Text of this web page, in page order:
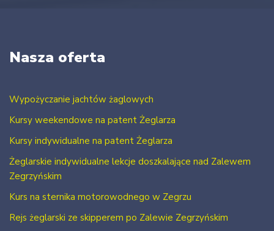
Nasza oferta
Wypożyczanie jachtów żaglowych
Kursy weekendowe na patent Żeglarza
Kursy indywidualne na patent Żeglarza
Żeglarskie indywidualne lekcje doszkalające nad Zalewem
Zegrzyńskim
Kurs na sternika motorowodnego w Zegrzu
Rejs żeglarski ze skipperem po Zalewie Zegrzyńskim